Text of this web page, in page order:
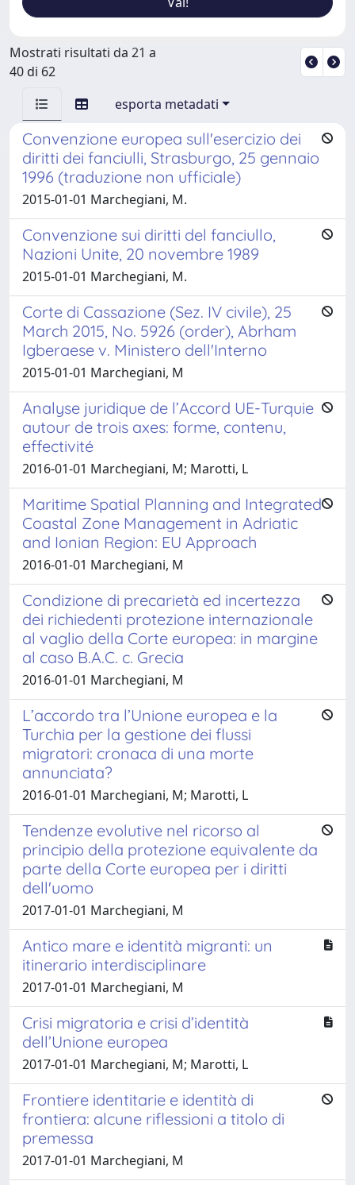
Mostrati risultati da 21 a
40 di 62
esporta metadati
Convenzione europea sull'esercizio dei
diritti dei fanciulli, Strasburgo, 25 gennaio
1996 (traduzione non ufficiale)
2015-01-01 Marchegiani, M.
Convenzione sui diritti del fanciullo,
Nazioni Unite, 20 novembre 1989
2015-01-01 Marchegiani, M.
Corte di Cassazione (Sez. IV civile), 25
March 2015, No. 5926 (order), Abrham
Igberaese v. Ministero dell'Interno
2015-01-01 Marchegiani, M
Analyse juridique de l’Accord UE-Turquie
autour de trois axes: forme, contenu,
effectivité
2016-01-01 Marchegiani, M; Marotti, L
Maritime Spatial Planning and Integrated
Coastal Zone Management in Adriatic
and Ionian Region: EU Approach
2016-01-01 Marchegiani, M
Condizione di precarietà ed incertezza
dei richiedenti protezione internazionale
al vaglio della Corte europea: in margine
al caso B.A.C. c. Grecia
2016-01-01 Marchegiani, M
L’accordo tra l’Unione europea e la
Turchia per la gestione dei flussi
migratori: cronaca di una morte
annunciata?
2016-01-01 Marchegiani, M; Marotti, L
Tendenze evolutive nel ricorso al
principio della protezione equivalente da
parte della Corte europea per i diritti
dell'uomo
2017-01-01 Marchegiani, M
Antico mare e identità migranti: un
itinerario interdisciplinare
2017-01-01 Marchegiani, M
Crisi migratoria e crisi d’identità
dell’Unione europea
2017-01-01 Marchegiani, M; Marotti, L
Frontiere identitarie e identità di
frontiera: alcune riflessioni a titolo di
premessa
2017-01-01 Marchegiani, M